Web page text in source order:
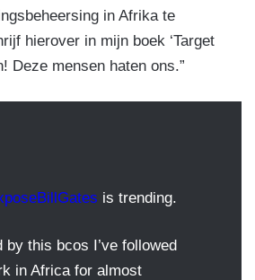
in Afrika te
hierover in mijn boek ‘Target
Deze mensen haten ons.”
is trending.
by this bcos I’ve followed
in Africa for almost